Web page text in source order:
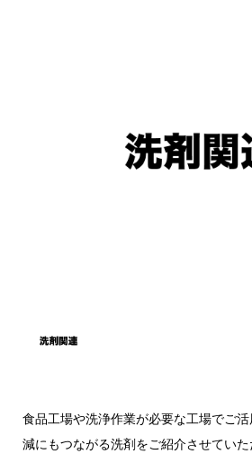
食品工場や洗浄作業が必要な工場でご
減にもつながる洗剤をご紹介させていた